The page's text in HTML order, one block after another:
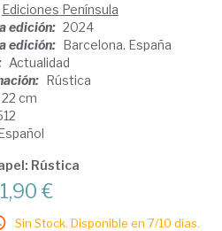
Ediciones Península
edición: 2024
edición: Barcelona. España
Actualidad
Rústica
22 cm
Rústica
€
Sin Stock. Disponible en 7/10 días.